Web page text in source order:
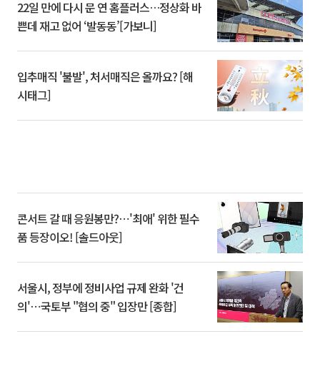
22일 만에 다시 문 연 홈플러스…정상화 바
쁜데 재고 없어 ‘발동동’[가보니]
입추매직 '불발', 처서매직은 올까요? [해
시태그]
콘서트 갈 때 응원봉만?⋯'최애' 위한 필수
품 등장이오! [솔드아웃]
서울시, 정부에 정비사업 규제 완화 '건
의'⋯국토부 "협의 중" 입장만 [종합]